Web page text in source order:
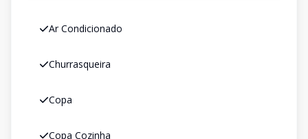
Ar Condicionado
Churrasqueira
Copa
Copa Cozinha